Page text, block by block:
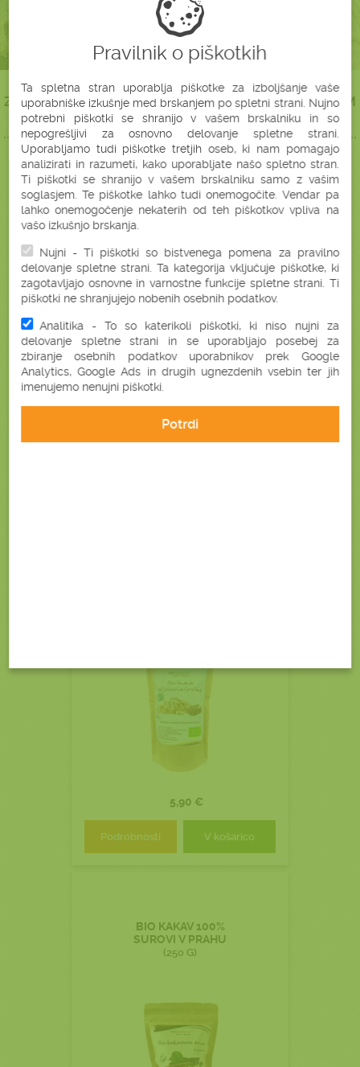
NARAVNO
ZDRAVO
ZRAVENBIO VEGANSKI PROTEINI 35% MIX ~ S KAKAVOM
(250 G)PRIPOROČAMO TUDI ....
BUČNI PROTEINI 50%
5,90 €
5,90 €
Podrobnosti V košarico
BIO KAKAV 100%
SUROVI V PRAHU
(250 G)
Pravilnik o piškotkih
Ta spletna stran uporablja piškotke za izboljšanje vaše
uporabniške izkušnje med brskanjem po spletni strani. Nujno
potrebni piškotki se shranijo v vašem brskalniku in so
nepogrešljivi za osnovno delovanje spletne strani.
Uporabljamo tudi piškotke tretjih oseb, ki nam pomagajo
analizirati in razumeti, kako uporabljate našo spletno stran.
Ti piškotki se shranijo v vašem brskalniku samo z vašim
soglasjem. Te piškotke lahko tudi onemogočite. Vendar pa
lahko onemogočenje nekaterih od teh piškotkov vpliva na
vašo izkušnjo brskanja.
Nujni - Ti piškotki so bistvenega pomena za pravilno
delovanje spletne strani. Ta kategorija vključuje piškotke, ki
zagotavljajo osnovne in varnostne funkcije spletne strani. Ti
piškotki ne shranjujejo nobenih osebnih podatkov.
Analitika - To so katerikoli piškotki, ki niso nujni za
delovanje spletne strani in se uporabljajo posebej za
zbiranje osebnih podatkov uporabnikov prek Google
Analytics, Google Ads in drugih ugnezdenih vsebin ter jih
imenujemo nenujni piškotki.
Potrdi